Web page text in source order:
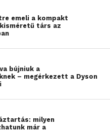
emeli a kompakt
társ az
bújniuk a
– megérkezett a Dyson
milyen
már a